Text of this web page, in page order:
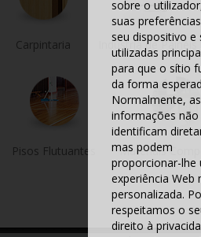
Carpintaria Indústria de Painéis
Pisos Flutuantes Materiais
sobre o
suas
seu dispositivo e
utilizadas
para que o sítio
da forma
Normalmente, as
informações não
identificam
mas podem
proporcionar-lhe
experiência Web
personalizada.
respeitamos o
direito à